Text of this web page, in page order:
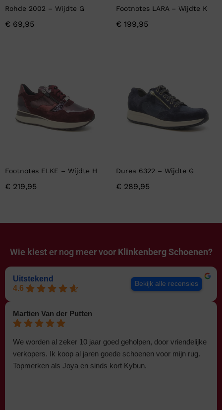
Rohde 2002 – Wijdte G
€ 69,95
Footnotes LARA – Wijdte K
€ 199,95
Footnotes ELKE – Wijdte H
€ 219,95
Durea 6322 – Wijdte G
€ 289,95
Wie kiest er nog meer voor Klinkenberg Schoenen?
Uitstekend
4.6
Bekijk alle recensies
Martien Van der Putten
We worden al zeker 10 jaar goed geholpen, door vriendelijke
verkopers. Ik koop al jaren goede schoenen voor mijn rug.
Topmerken als Joya en sinds kort Kybun.